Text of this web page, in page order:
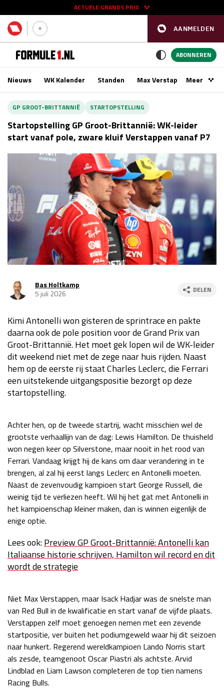
AANMELDEN
ACTUELE GRANDS PRIX
11 - 13 sep
Race
GP AZERBEIDZJAN 2026 24 - 26 sep
Kwalificatie
vr 14:00 - 15:00
za 13:00 - 15:00
Kwalificatie
za 15:00 - 16:00
Race
zo 14:00 - 16:00
Kwalificatie
za 23:00 - 00:00
Race
zo 21:00 - 23:00
GP MEXICO 2026
Kwalificatie
za 22:00 - 23:00
Race
zo 21:00 - 23:00
Kwalificatie
za 19:00 - 20:00
Race
zo 18:00 - 20:00
LAS VEGAS GRAND PRIX 2026 20 - 22 nov
Kwalificatie
za 05:00 - 06:00
Race
zo 05:00 - 07:00
GP QATAR 2026 27 - 29 nov
Kwalificatie
za 19:00 - 20:00
Race
zo 17:00 - 19:00
GP ABU DHABI 2026 04 - 06 dec
Kwalificatie
ABONNEREN
Nieuws WK Kalender Standen Max VerstappenMeer
GP GROOT-BRITTANNIË STARTOPSTELLING
Startopstelling GP Groot-Brittannië: WK-leider
start vanaf pole, zware kluif Verstappen vanaf P7
Bas Holtkamp
5 juli 2026
DELEN
Kimi Antonelli won gisteren de sprintrace en pakte
daarna ook de pole position voor de Grand Prix van
Groot-Brittannië. Het moet gek lopen wil de WK-leider
dit weekend niet met de zege naar huis rijden. Naast
hem op de eerste rij staat Charles Leclerc, die Ferrari
een uitstekende uitgangspositie bezorgt op deze
startopstelling.
Achter hen, op de tweede startrij, wacht misschien wel de
grootste verhaallijn van de dag: Lewis Hamilton. De thuisheld
won negen keer op Silverstone, maar nooit in het rood van
Ferrari. Vandaag krijgt hij de kans om daar verandering in te
brengen, al zal hij eerst langs Leclerc en Antonelli moeten.
Naast de zevenvoudig kampioen start George Russell, die
weinig tijd te verliezen heeft. Wil hij het gat met Antonelli in
het kampioenschap kleiner maken, dan is winnen eigenlijk de
enige optie.
Lees ook:Preview GP Groot-Brittannië: Antonelli kan
Italiaanse historie schrijven, Hamilton wil record en dit
wordt de strategie
Niet Max Verstappen, maar Isack Hadjar was de snelste man
van Red Bull in de kwalificatie en start vanaf de vijfde plaats.
Verstappen zelf moet genoegen nemen met een zevende
startpositie, ver buiten het podiumgeweld waar hij dit seizoen
naar hunkert. Regerend wereldkampioen Lando Norris start
als zesde, teamgenoot Oscar Piastri als achtste. Arvid
Lindblad en Liam Lawson completeren de top tien namens
Racing Bulls.